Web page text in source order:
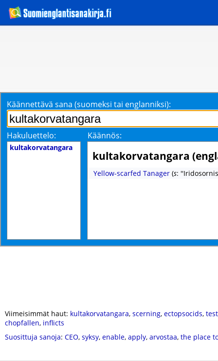
Käännettävä sana (suomeksi tai englanniksi):
Hakuluettelo: Käännös:
kultakorvatangara
kultakorvatangara
Yellow-scarfed Tanager (s:
Viimeisimmät haut: kultakorvatangara, scerning, ectopsocids,
chopfallen, inflicts
Suosittuja sanoja: CEO, syksy, enable, apply, arvostaa, the place